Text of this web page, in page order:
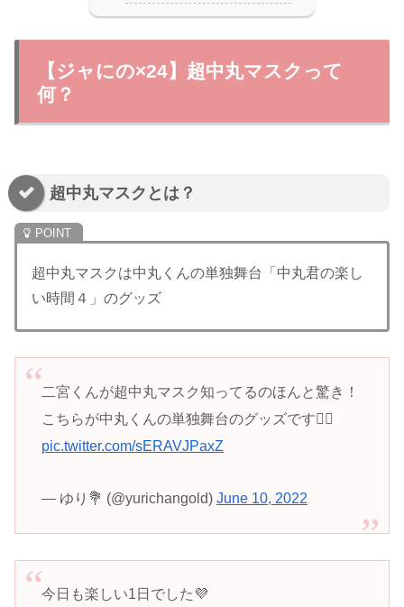
【ジャにの×24】超中丸マスクって
何？
超中丸マスクとは？
超中丸マスクは中丸くんの単独舞台「中丸君の楽し
い時間４」のグッズ
二宮くんが超中丸マスク知ってるのほんと驚き！
こちらが中丸くんの単独舞台のグッズです💁‍♀️
pic.twitter.com/sERAVJPaxZ
— ゆり💐 (@yurichangold) June 10, 2022
今日も楽しい1日でした💜